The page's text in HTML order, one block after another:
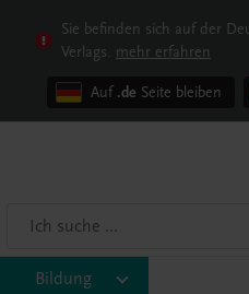
Sie befinden sich auf der
Verlags. mehr erfahren
Auf .de Seite bleiben
Bildung